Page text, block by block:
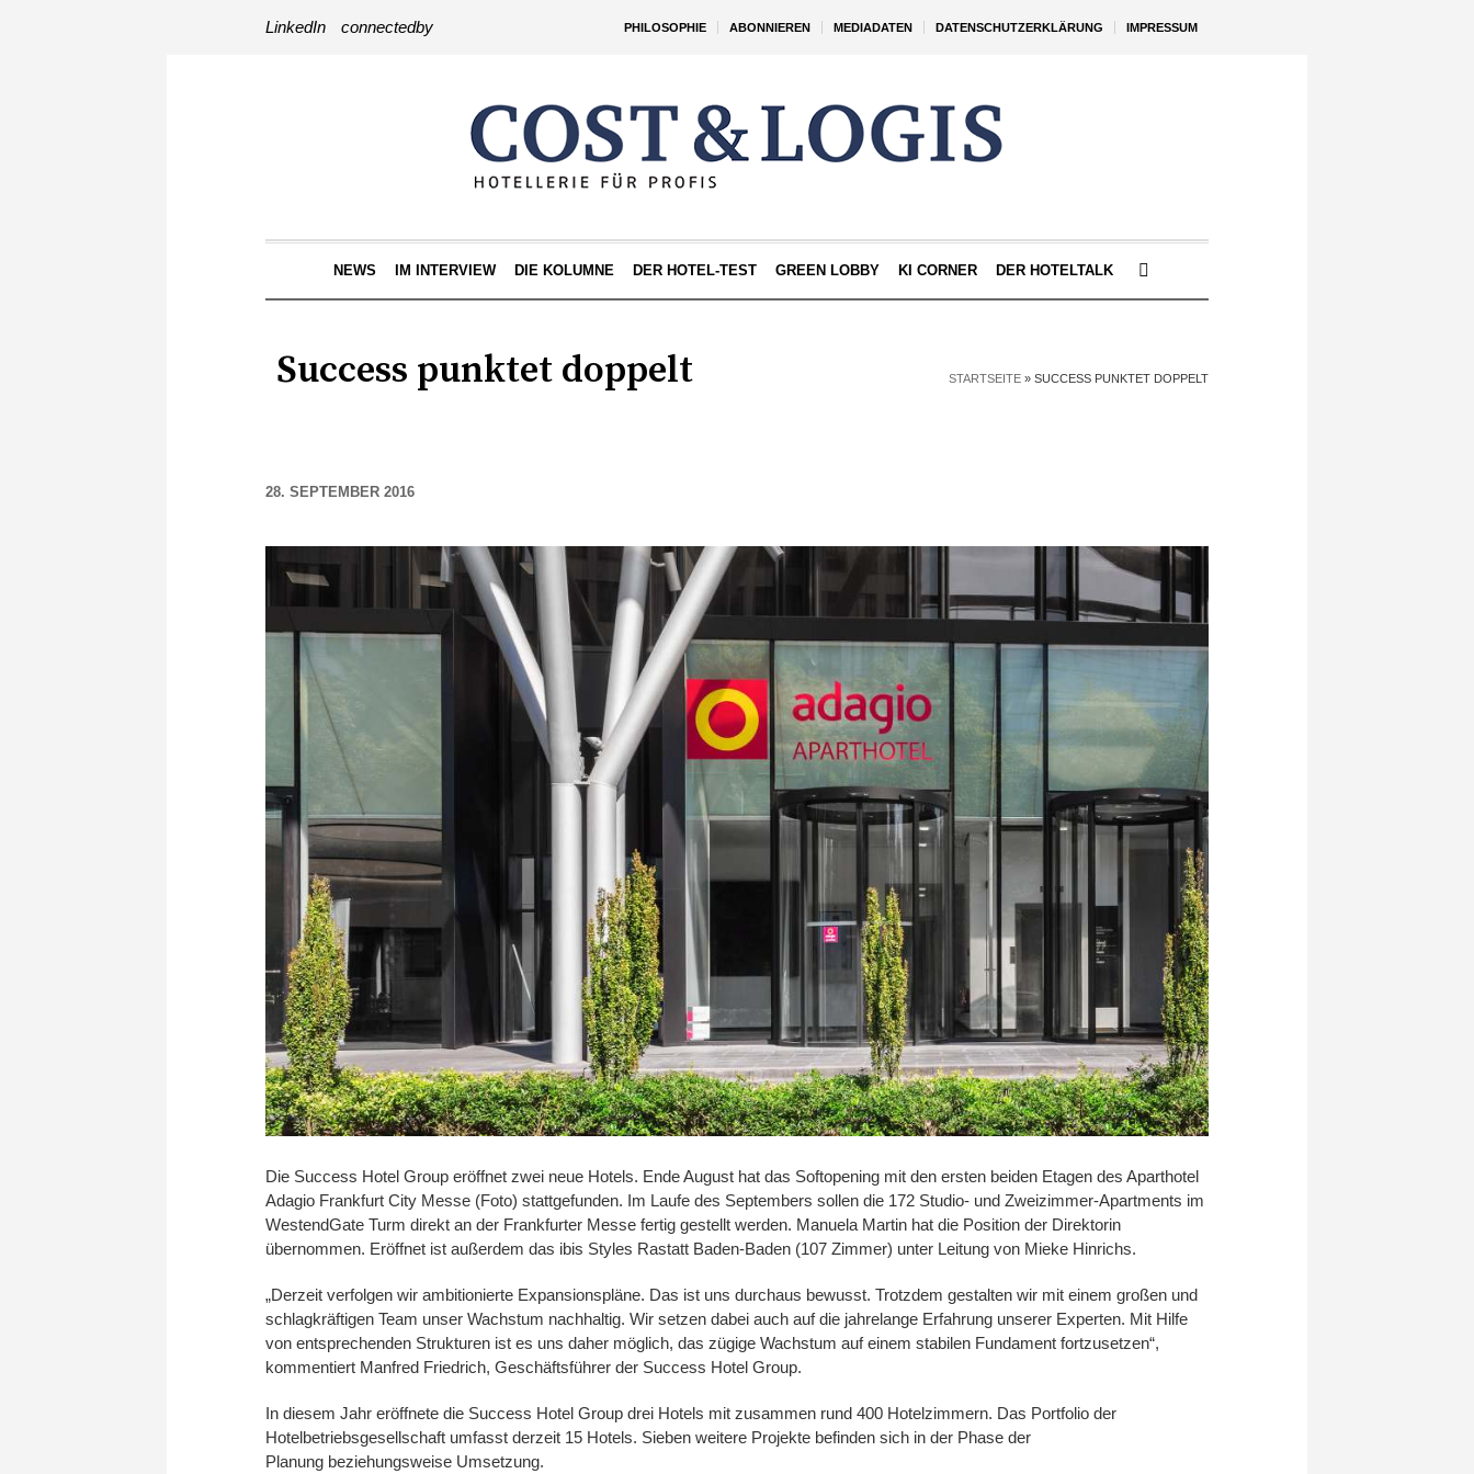
PHILOSOPHIE ABONNIEREN MEDIADATEN DATENSCHUTZERKLÄRUNG IMPRESSUM
LinkedIn connectedby
NEWS IM INTERVIEW DIE KOLUMNE DER HOTEL-TEST GREEN LOBBY KI CORNER DER HOTELTALK
Success punktet doppelt STARTSEITE » SUCCESS PUNKTET DOPPELT
28. SEPTEMBER 2016
Die Success Hotel Group eröffnet zwei neue Hotels. Ende August hat das Softopening mit den ersten beiden Etagen des Aparthotel
Adagio Frankfurt City Messe (Foto) stattgefunden. Im Laufe des Septembers sollen die 172 Studio- und Zweizimmer-Apartments im
WestendGate Turm direkt an der Frankfurter Messe fertig gestellt werden. Manuela Martin hat die Position der Direktorin
übernommen. Eröffnet ist außerdem das ibis Styles Rastatt Baden-Baden (107 Zimmer) unter Leitung von Mieke Hinrichs.
„Derzeit verfolgen wir ambitionierte Expansionspläne. Das ist uns durchaus bewusst. Trotzdem gestalten wir mit einem großen und
schlagkräftigen Team unser Wachstum nachhaltig. Wir setzen dabei auch auf die jahrelange Erfahrung unserer Experten. Mit Hilfe
von entsprechenden Strukturen ist es uns daher möglich, das zügige Wachstum auf einem stabilen Fundament fortzusetzen“,
kommentiert Manfred Friedrich, Geschäftsführer der Success Hotel Group.
In diesem Jahr eröffnete die Success Hotel Group drei Hotels mit zusammen rund 400 Hotelzimmern. Das Portfolio der
Hotelbetriebsgesellschaft umfasst derzeit 15 Hotels. Sieben weitere Projekte befinden sich in der Phase der
Planung beziehungsweise Umsetzung.